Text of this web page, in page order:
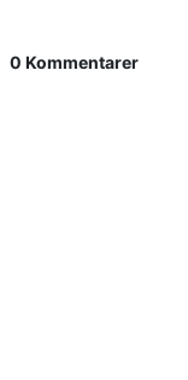
0 Kommentarer